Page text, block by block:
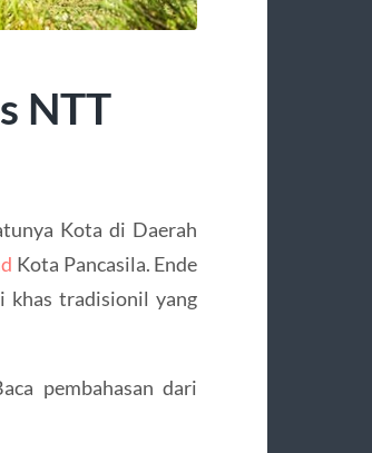
NTT
Kota di Daerah
Kota Pancasila. Ende
khas tradisionil yang
pembahasan dari